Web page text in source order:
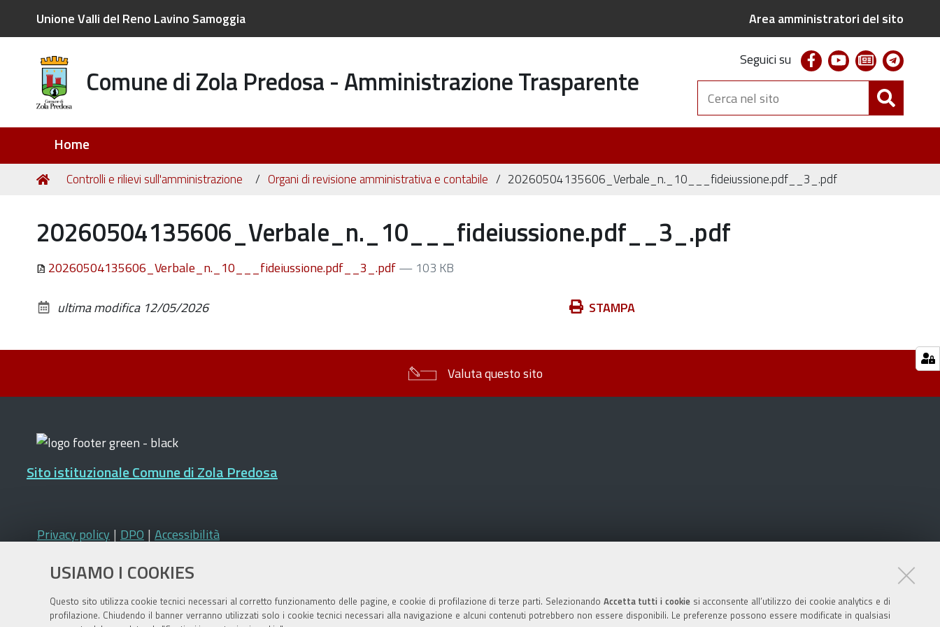
USIAMO I COOKIES
Questo sito utilizza cookie tecnici necessari al corretto funzionamento delle pagine, e cookie di profilazione di terze parti. Selezionando Accetta tutti i cookiesi acconsente all’utilizzo dei cookie analytics e di
profilazione. Chiudendo il banner verranno utilizzati solo i cookie tecnici necessari alla navigazione e alcuni contenuti potrebbero non essere disponibili. Le preferenze possono essere modificate in qualsiasi
Unione Valli del Reno Lavino Samoggia Area amministratori del sito
Comune di Zola Predosa - Amministrazione Trasparente
Seguici su facebookyoutubenewsletter
Cerca
nel
sito
Home
Tu
Home
Controlli e rilievi sull'amministrazione Organi di revisione amministrativa e contabile 20260504135606_Verbale_n._10___fideiussione.pdf__3_.pdf
20260504135606_Verbale_n._10___fideiussione.pdf__3_.pdf
20260504135606_Verbale_n._10___fideiussione.pdf__3_.pdf— 103 KB
Azioni STAMPA
ultima modifica 12/05/2026
Valuta questo sito
Sito istituzionale Comune di Zola Predosa
Privacy policy | DPO | Accessibilità